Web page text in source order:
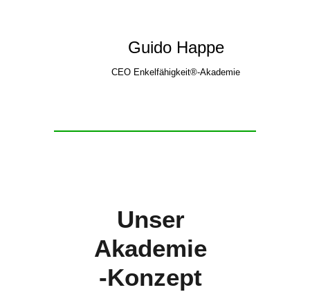
Guido Happe
CEO Enkelfähigkeit®-Akademie
Unser
Akademie
-Konzept